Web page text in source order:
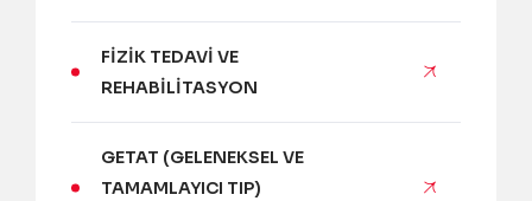
FIZIK TEDAVI VE
REHABILITASYON
GETAT (GELENEKSEL VE
TAMAMLAYICI TIP)